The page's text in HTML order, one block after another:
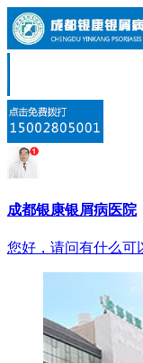
成都银康银屑病医院
您好，请问有什么可